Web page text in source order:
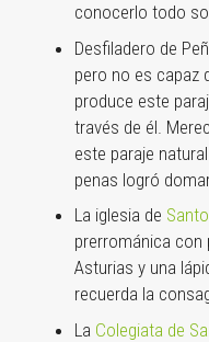
conocerlo todo
Desfiladero de
pero no es capaz
produce este
través de él.
este paraje
penas logró
La iglesia de
prerrománica con
Asturias y una
recuerda la
La Colegiata de